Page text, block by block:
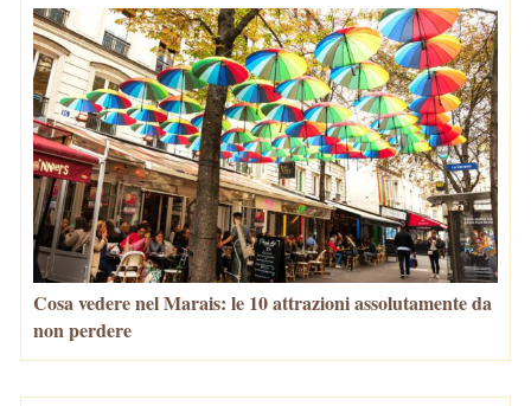
Cosa vedere nel Marais: le 10 attrazioni assolutamente da
non perdere